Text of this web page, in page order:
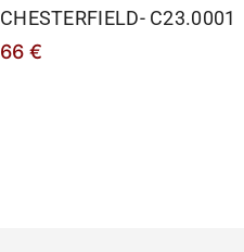
CHESTERFIELD- C23.0001
66 €